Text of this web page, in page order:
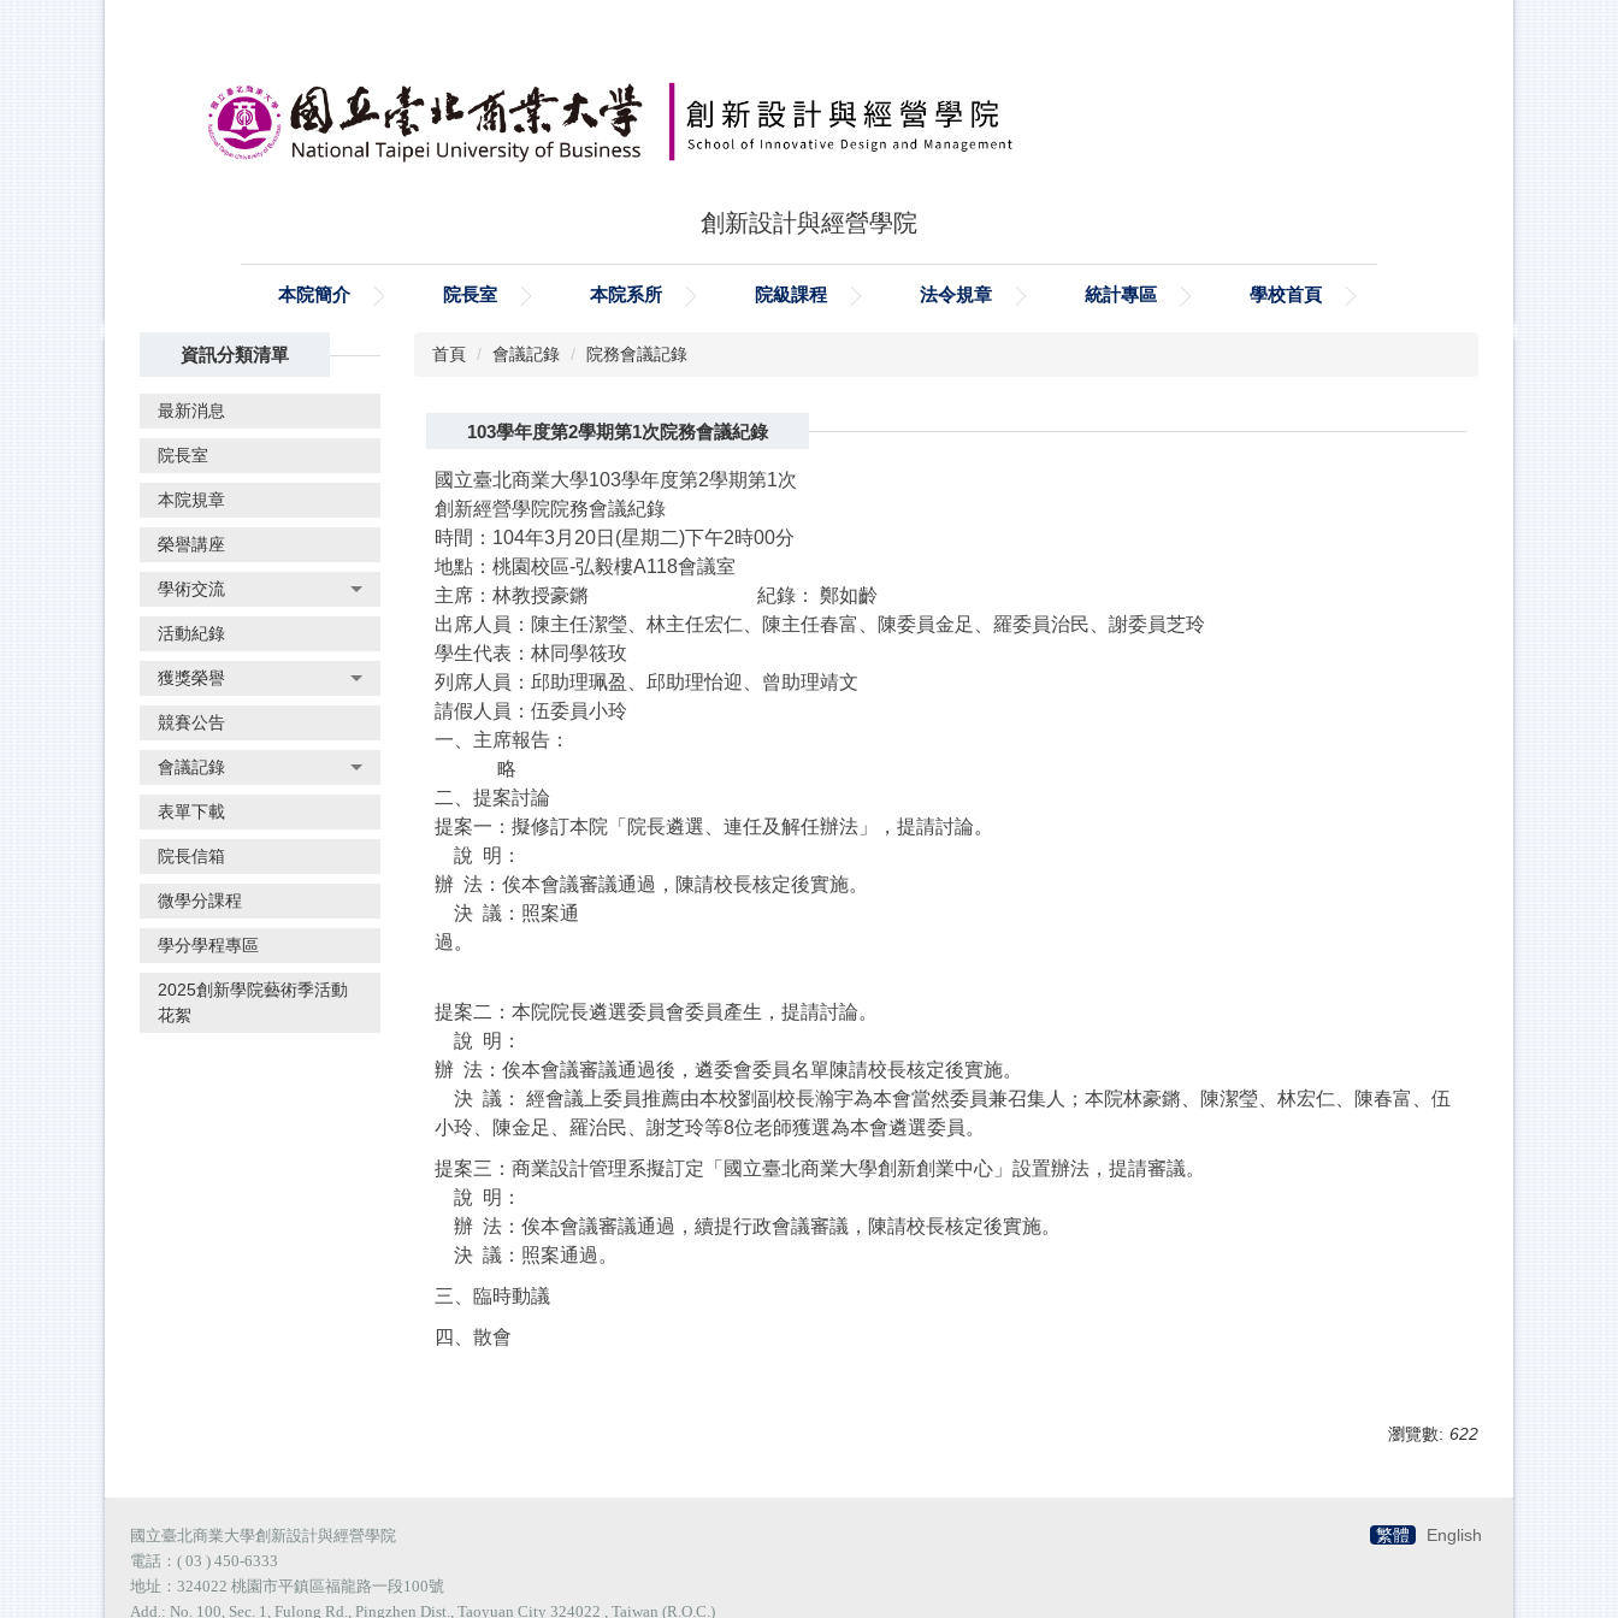
創新設計與經營學院
本院簡介 院長室 本院系所 院級課程 法令規章 統計專區 學校首頁
資訊分類清單
最新消息
院長室
本院規章
榮譽講座
學術交流
活動紀錄
獲獎榮譽
競賽公告
會議記錄
表單下載
院長信箱
微學分課程
學分學程專區
2025創新學院藝術季活動
花絮
首頁 會議記錄 院務會議記錄
103學年度第2學期第1次院務會議紀錄
國立臺北商業大學103學年度第2學期第1次
創新經營學院院務會議紀錄
時間：104年3月20日(星期二)下午2時00分
地點：桃園校區-弘毅樓A118會議室
主席：林教授豪鏘 紀錄： 鄭如齡
出席人員：陳主任潔瑩、林主任宏仁、陳主任春富、陳委員金足、羅委員治民、謝委員芝玲
學生代表：林同學筱玫
列席人員：邱助理珮盈、邱助理怡迎、曾助理靖文
請假人員：伍委員小玲
一、主席報告：
略
二、提案討論
提案一：擬修訂本院「院長遴選、連任及解任辦法」，提請討論。
說 明：
辦 法：俟本會議審議通過，陳請校長核定後實施。
決 議：照案通
過
提案二：本院院長遴選委員會委員產生，提請討論。
說 明：
辦 法：俟本會議審議通過後，遴委會委員名單陳請校長核定後實施。
決 議： 經會議上委員推薦由本校劉副校長瀚宇為本會當然委員兼召集人；本院林豪鏘、陳潔瑩、林宏仁、陳春富、伍
小玲、陳金足、羅治民、謝芝玲等8位老師獲選為本會遴選委員。
提案三：商業設計管理系擬訂定「國立臺北商業大學創新創業中心」設置辦法，提請審議。
說 明：
辦 法：俟本會議審議通過，續提行政會議審議，陳請校長核定後實施。
決 議：照案通過。
三、臨時動議
四、散會
瀏覽數: 622
繁體 English
國立臺北商業大學創新設計與經營學院
電話：( 03 ) 450-6333
地址：324022 桃園市平鎮區福龍路一段100號
Add.: No. 100, Sec. 1, Fulong Rd., Pingzhen Dist., Taoyuan City 324022 , Taiwan (R.O.C.)